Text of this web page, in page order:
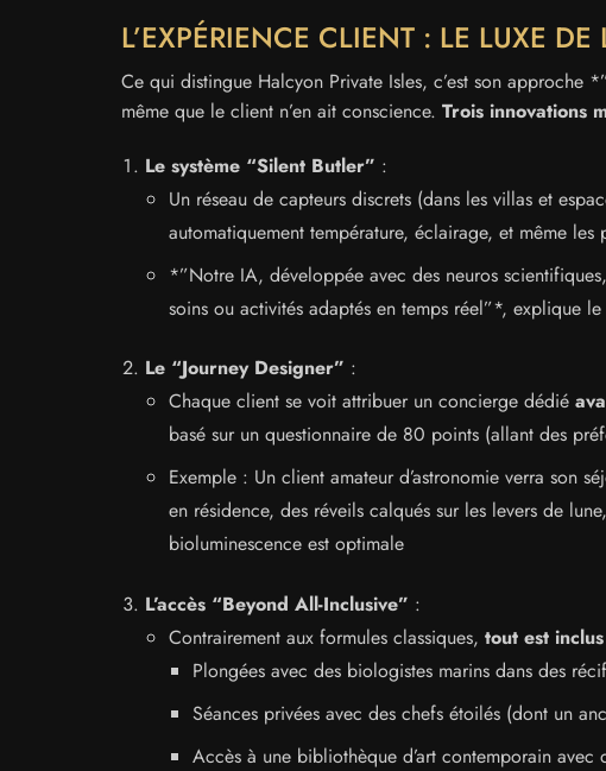
L’EXPÉRIENCE CLIENT : LE LUXE DE
Ce qui distingue Halcyon Private Isles, c’est son
même que le client n’en ait conscience. Trois innovations
Le système “Silent Butler” :
Un réseau de capteurs discrets (dans les villas et
automatiquement température, éclairage, et même les
*”Notre IA, développée avec des neuros
soins ou activités adaptés en temps réel”*, explique
Le “Journey Designer” :
Chaque client se voit attribuer un concierge dédié
basé sur un questionnaire de 80 points (allant des
Exemple : Un client amateur d’astronomie verra son
en résidence, des réveils calqués sur les levers de
bioluminescence est optimale
L’accès “Beyond All-Inclusive” :
Contrairement aux formules classiques, tout est inclus
Plongées avec des biologistes marins dans des
Séances privées avec des chefs étoilés (dont un
Accès à une bibliothèque d’art contemporain